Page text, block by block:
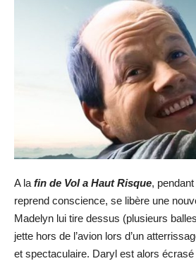
A la fin de Vol a Haut Risque,
reprend conscience, se libère une
Madelyn lui tire dessus (plusieurs
jette hors de l’avion lors d’un
et spectaculaire. Daryl est alors